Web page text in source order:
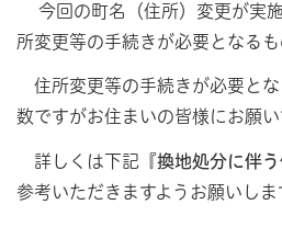
今回の町名（住所）変更が実
所変更等の手続きが必要となるも
住所変更等の手続きが必要と
数ですがお住まいの皆様にお願い
詳しくは下記 『換地処分に伴
参考いただきますようお願いしま